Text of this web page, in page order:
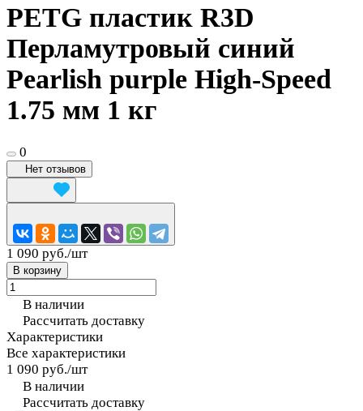
PETG пластик R3D
Перламутровый синий
Pearlish purple High-Speed
1.75 мм 1 кг
0
Нет отзывов
1 090 руб./шт
В корзину
В наличии
Рассчитать доставку
Характеристики
Все характеристики
1 090 руб./шт
В наличии
Рассчитать доставку